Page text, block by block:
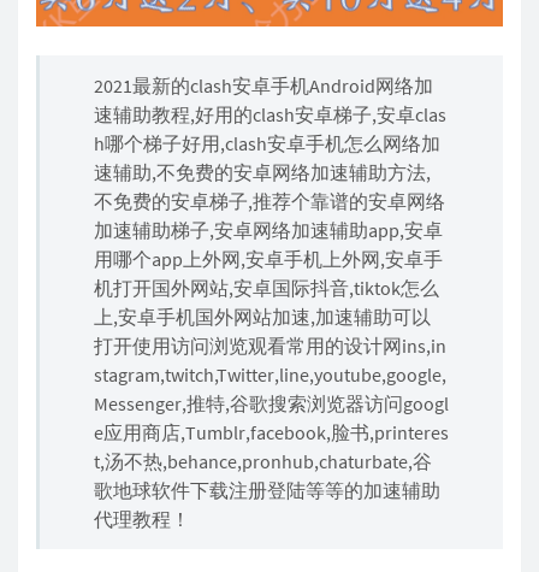
2021最新的clash安卓手机Android网络加
速辅助教程,好用的clash安卓梯子,安卓clas
h哪个梯子好用,clash安卓手机怎么网络加
速辅助,不免费的安卓网络加速辅助方法,
不免费的安卓梯子,推荐个靠谱的安卓网络
加速辅助梯子,安卓网络加速辅助app,安卓
用哪个app上外网,安卓手机上外网,安卓手
机打开国外网站,安卓国际抖音,tiktok怎么
上,安卓手机国外网站加速,加速辅助可以
打开使用访问浏览观看常用的设计网ins,in
stagram,twitch,Twitter,line,youtube,google,
Messenger,推特,谷歌搜索浏览器访问googl
e应用商店,Tumblr,facebook,脸书,printeres
t,汤不热,behance,pronhub,chaturbate,谷
歌地球软件下载注册登陆等等的加速辅助
代理教程！